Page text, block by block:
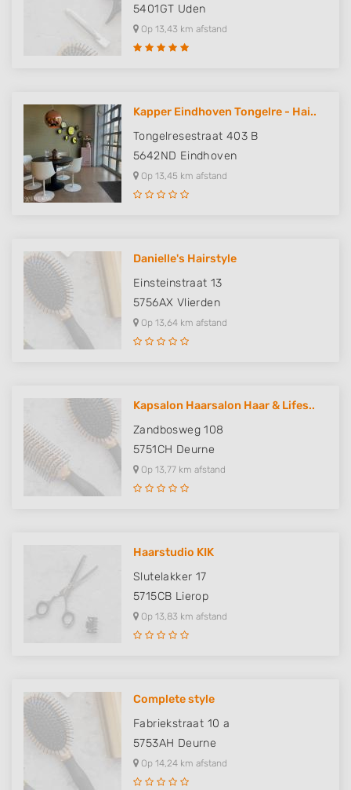
5401GT Uden
Op 13,43 km afstand
Kapper Eindhoven Tongelre - Hai..
Tongelresestraat 403 B
5642ND Eindhoven
Op 13,45 km afstand
Danielle's Hairstyle
Einsteinstraat 13
5756AX Vlierden
Op 13,64 km afstand
Kapsalon Haarsalon Haar & Lifes..
Zandbosweg 108
5751CH Deurne
Op 13,77 km afstand
Haarstudio KIK
Slutelakker 17
5715CB Lierop
Op 13,83 km afstand
Complete style
Fabriekstraat 10 a
5753AH Deurne
Op 14,24 km afstand